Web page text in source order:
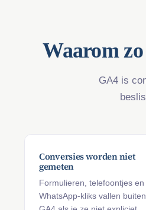
Waarom
GA4 is
Conversies worden niet
gemeten
Formulieren, telefoontjes en
WhatsApp-kliks vallen buiten